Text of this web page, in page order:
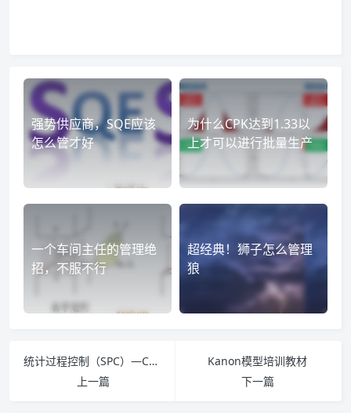
强势供应商，SQE应该
怎么管才好
为什么CPK达到1.33以
上才可以进行批量生产
一个车间主任的管理绝
招，不服不行
超经典！狮子怎么管理
狼
统计过程控制（SPC）—Cpk和Ppk哪个大？
上一篇
Kanon模型培训教材
下一篇